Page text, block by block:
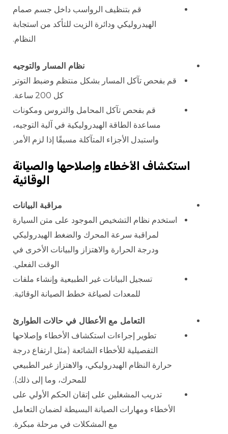
قم بتنظيف الرواسب داخل جسم صمام
الهيدروليكي ودائرة الزيت للتأكد من استجابة
النظام.
نظام المسار والتوجيه
قم بفحص تآكل المسار بشكل منتظم وضبط التوتر
كل 200 ساعة.
قم بفحص تآكل المحامل والتروس ومكونات
مساعدة الطاقة الهيدروليكية في آلية التوجيه،
واستبدل الأجزاء المتآكلة مسبقًا إذا لزم الأمر.
استكشاف الأخطاء وإصلاحها والصيانة
الوقائية
مراقبة البيانات
استخدم نظام التشخيص الموجود على متن السيارة
لمراقبة سرعة المحرك والضغط الهيدروليكي
ودرجة الحرارة والاهتزاز والبيانات الأخرى في
الوقت الفعلي.
تسجيل البيانات غير الطبيعية وإنشاء ملفات
للمعدات لصياغة خطط الصيانة الوقائية.
التعامل مع الأعطال في حالات الطوارئ
تطوير إجراءات استكشاف الأخطاء وإصلاحها
التفصيلية للأخطاء الشائعة (مثل ارتفاع درجة
حرارة النظام الهيدروليكي، والاهتزاز غير الطبيعي
للمحرك، وما إلى ذلك).
تدريب المشغلين على إتقان الحكم الأولي على
الأخطاء ومهارات الصيانة البسيطة لضمان التعامل
مع المشكلات في مرحلة مبكرة.